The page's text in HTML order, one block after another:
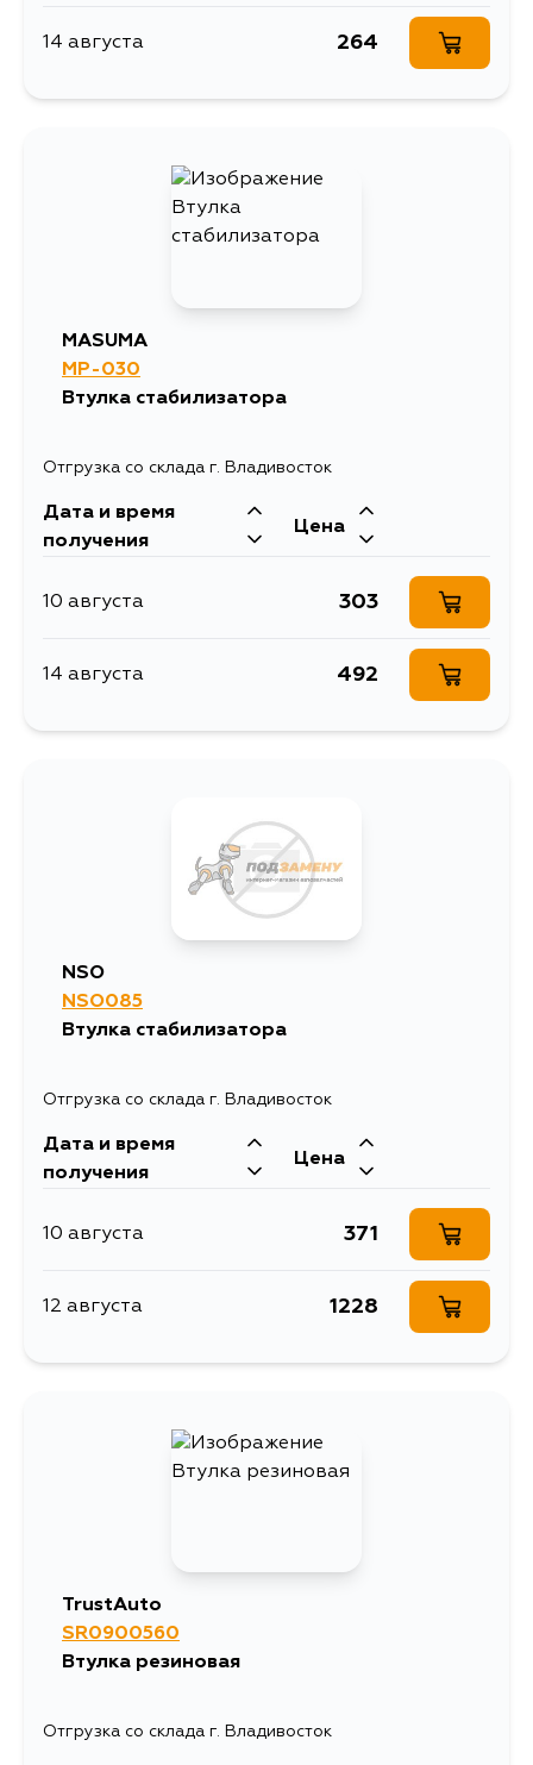
14 августа 264
MASUMA
MP-030
Втулка стабилизатора
Отгрузка со склада г. Владивосток
Дата и время
получения
Цена
10 августа 303
14 августа 492
NSO
NSO085
Втулка стабилизатора
Отгрузка со склада г. Владивосток
Дата и время
получения
Цена
10 августа 371
12 августа 1228
TrustAuto
SR0900560
Втулка резиновая
Отгрузка со склада г. Владивосток